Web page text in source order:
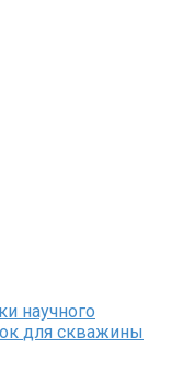
научного
института определяют участок для скважины